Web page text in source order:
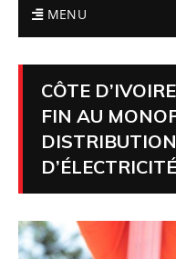
MENU
CÔTE
FIN AU
D’ÉLECTRICITÉ